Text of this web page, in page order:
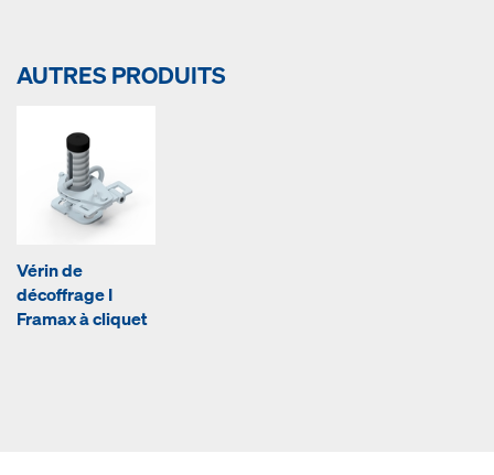
AUTRES PRODUITS
Vérin de
décoffrage I
Framax à cliquet